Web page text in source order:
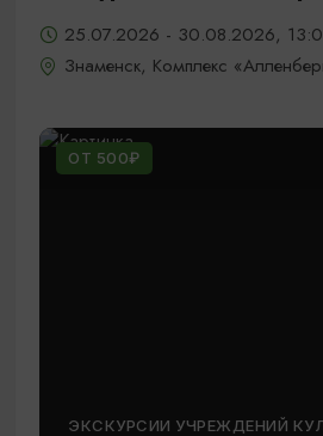
25.07.2026 - 30.08.2026,
Знаменск, Комплекс
ОТ 500₽
ЭКСКУРСИИ УЧРЕЖДЕНИЙ